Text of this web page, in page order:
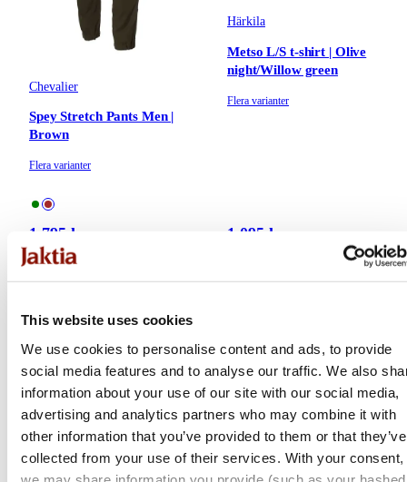
This website uses cookies
We use cookies to personalise content and ads, to provide
social media features and to analyse our traffic. We also
information about your use of our site with our social media,
advertising and analytics partners who may combine it with
other information that you’ve provided to them or that they’ve
collected from your use of their services. With your consent,
Chevalier
Spey Stretch Pants Men |
Brown
Flera varianter
1 795 kr
Online: I lager
Härkila
Metso L/S t-shirt | Olive
night/Willow green
Flera varianter
1 095 kr